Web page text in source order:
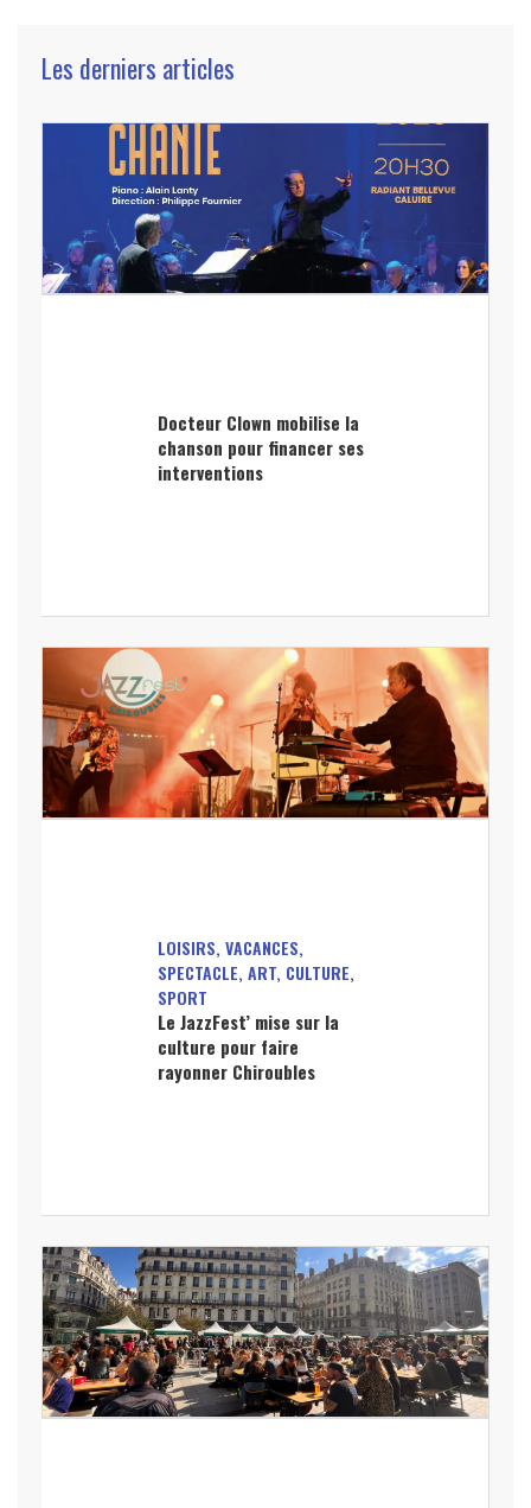
Les derniers articles
Docteur Clown mobilise la
chanson pour financer ses
interventions
LOISIRS, VACANCES,
SPECTACLE, ART, CULTURE,
SPORT
Le JazzFest’ mise sur la
culture pour faire
rayonner Chiroubles